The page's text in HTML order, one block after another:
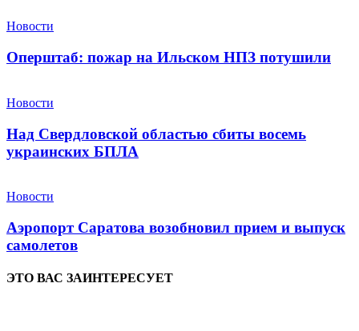
Новости
Оперштаб: пожар на Ильском НПЗ потушили
Новости
Над Свердловской областью сбиты восемь
украинских БПЛА
Новости
Аэропорт Саратова возобновил прием и выпуск
самолетов
ЭТО ВАС ЗАИНТЕРЕСУЕТ